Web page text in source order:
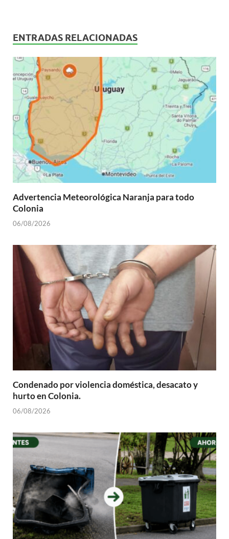
ENTRADAS RELACIONADAS
Advertencia Meteorológica Naranja para todo
Colonia
06/08/2026
Condenado por violencia doméstica, desacato y
hurto en Colonia.
06/08/2026